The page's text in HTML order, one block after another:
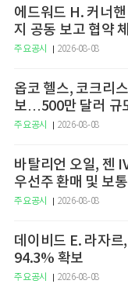
에드워드 H. 커너
지 공동 보고 협약
주요공시 2026-08-08
옵코 헬스, 코크리
보…500만 달러 규
주요공시 2026-08-08
바탈리언 오일, 젠
우선주 환매 및 보
주요공시 2026-08-08
데이비드 E. 라자
94.3% 확보
주요공시 2026-08-08